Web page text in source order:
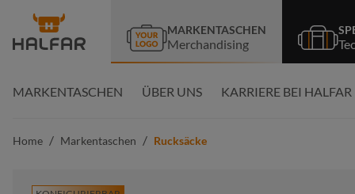
Zur Hauptnavigation springen
MARKENTASCHEN
Merchandising
MARKENTASCHEN ÜBER UNS KARRIERE BEI HALFAR
Home / Markentaschen / Rucksäcke